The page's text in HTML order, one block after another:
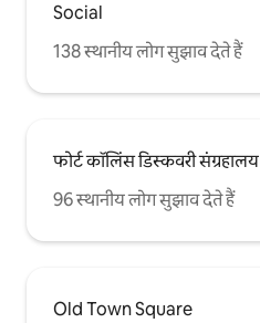
Social
138 स्थानीय लोग सुझाव देते हैं
फोर्ट कॉलिंस डिस्कवरी संग्रहालय
96 स्थानीय लोग सुझाव देते हैं
Old Town Square